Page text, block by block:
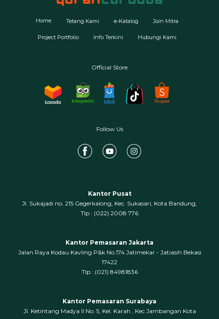
Home Tetang Kami e-Katalog Join Mitra
Project Portfolio Info Terkini Hubungi Kami
Official Store
Follow Us
Kantor Pusat
Jl. Sukajadi no. 215 Gegerkalong, Kec. Sukasari, Kota Bandung,
‍Tlp : (022) 2008 776
Kantor Pemasaran Jakarta
Jalan Raya Kodau Kavling P&k No.174 Jatimekar - Jatiasih Bekasi
17422
Tlp : (021) 84981836
Kantor Pemasaran Surabaya
Jl. Ketintang Madya II No. 5, Kel. Karah , Kec Jambangan Kota